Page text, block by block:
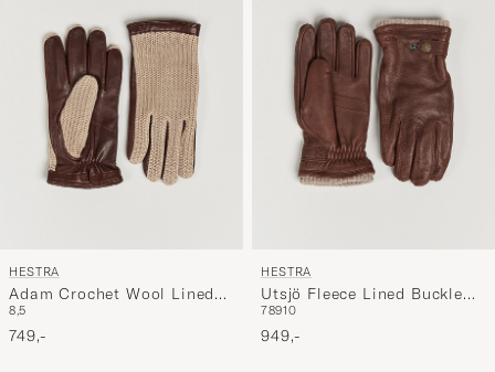
HESTRA
Adam Crochet Wool Lined
Glove Chestnut/Beige
8,5
749,-
HESTRA
Utsjö Fleece Lined Buckle
Elkskin Glove Chestnut
78910
949,-